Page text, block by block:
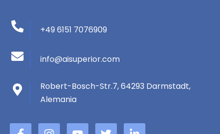
+49 6151 7076909
info@aisuperior.com
Robert-Bosch-Str.7, 64293 Darmstadt,
Alemania
f
I
Y
G
L